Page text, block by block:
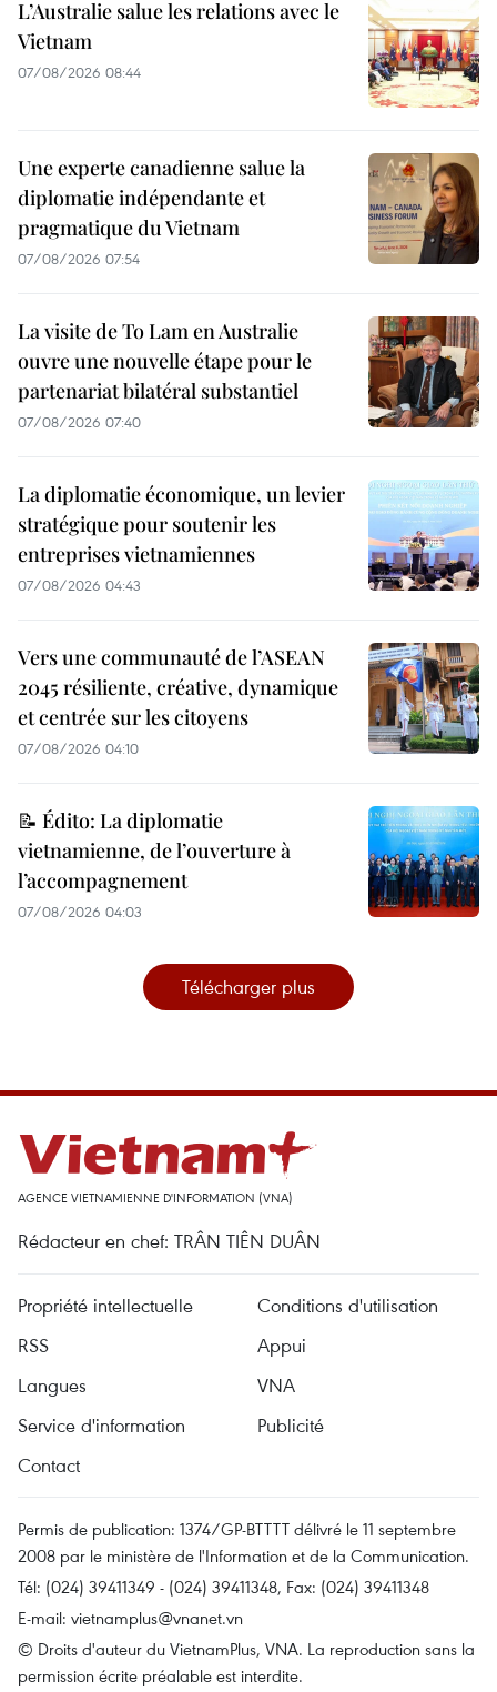
L’Australie salue les relations avec le
Vietnam
07/08/2026 08:44
Une experte canadienne salue la
diplomatie indépendante et
pragmatique du Vietnam
07/08/2026 07:54
La visite de To Lam en Australie
ouvre une nouvelle étape pour le
partenariat bilatéral substantiel
07/08/2026 07:40
La diplomatie économique, un levier
stratégique pour soutenir les
entreprises vietnamiennes
07/08/2026 04:43
Vers une communauté de l’ASEAN
2045 résiliente, créative, dynamique
et centrée sur les citoyens
07/08/2026 04:10
📝 Édito: La diplomatie
vietnamienne, de l’ouverture à
l’accompagnement
07/08/2026 04:03
Télécharger plus
AGENCE VIETNAMIENNE D'INFORMATION (VNA)
Rédacteur en chef: TRÂN TIÊN DUÂN
Propriété intellectuelle
Conditions d'utilisation
RSS
Appui
Langues
VNA
Service d'information
Publicité
Contact
Permis de publication: 1374/GP-BTTTT délivré le 11 septembre
2008 par le ministère de l'Information et de la Communication.
Tél: (024) 39411349 - (024) 39411348, Fax: (024) 39411348
E-mail: vietnamplus@vnanet.vn
© Droits d'auteur du VietnamPlus, VNA. La reproduction sans la
permission écrite préalable est interdite.